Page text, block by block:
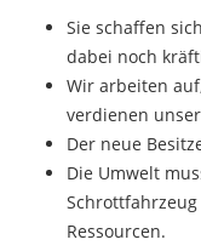
Sie schaffen
dabei noch
Wir arbeiten
verdienen
Der neue
Die Umwelt
Ressourcen.